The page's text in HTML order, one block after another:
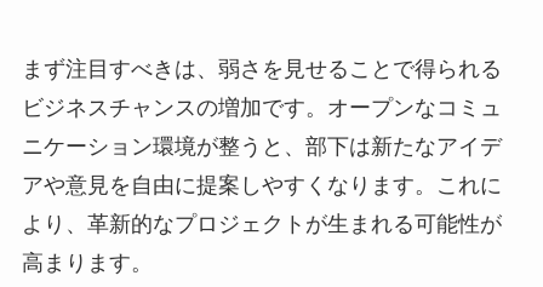
まず注目すべきは、弱さを見せることで得られる
ビジネスチャンスの増加です。オープンなコミュ
ニケーション環境が整うと、部下は新たなアイデ
アや意見を自由に提案しやすくなります。これに
より、革新的なプロジェクトが生まれる可能性が
高まります。